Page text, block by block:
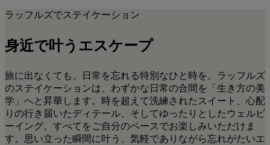
ラッフルズでステイケーション
身近で叶うエスケープ
旅に出なくても、日常を忘れる特別なひと時を。ラッフルズ
のステイケーションは、わずかな日常の合間を「生き方の美
学」へと昇華します。時を超えて洗練されたスイート、心配
りの行き届いたディテール、そしてゆったりとしたウェルビ
ーイング。すべてをご自分のペースでお楽しみいただけま
す。思い立った瞬間に叶う、気軽でありながら忘れがたいエ